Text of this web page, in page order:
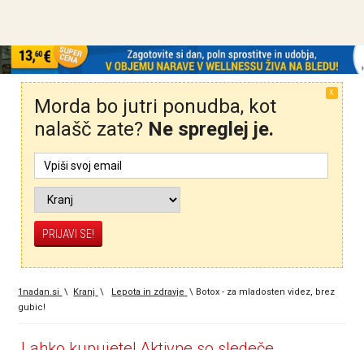
X
Morda bo jutri ponudba, kot
nalašč zate? Ne spreglej je.
1nadan.si \ Kranj \ Lepota in zdravje \ Botox - za mladosten videz, brez
gubic!